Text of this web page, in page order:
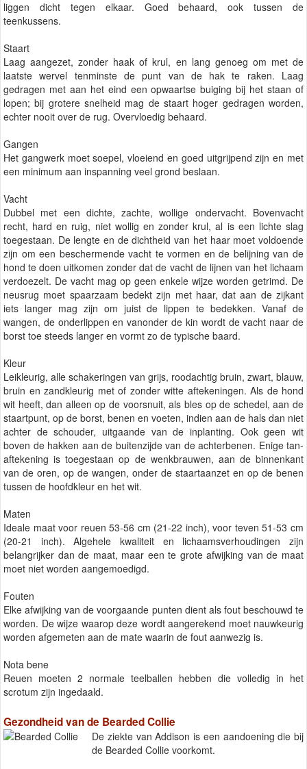
liggen dicht tegen elkaar. Goed behaard, ook tussen de
teenkussens.
Staart
Laag aangezet, zonder haak of krul, en lang genoeg om met de
laatste wervel tenminste de punt van de hak te raken. Laag
gedragen met aan het eind een opwaartse buiging bij het staan of
lopen; bij grotere snelheid mag de staart hoger gedragen worden,
echter nooit over de rug. Overvloedig behaard.
Gangen
Het gangwerk moet soepel, vloeiend en goed uitgrijpend zijn en met
een minimum aan inspanning veel grond beslaan.
Vacht
Dubbel met een dichte, zachte, wollige ondervacht. Bovenvacht
recht, hard en ruig, niet wollig en zonder krul, al is een lichte slag
toegestaan. De lengte en de dichtheid van het haar moet voldoende
zijn om een beschermende vacht te vormen en de belijning van de
hond te doen uitkomen zonder dat de vacht de lijnen van het lichaam
verdoezelt. De vacht mag op geen enkele wijze worden getrimd. De
neusrug moet spaarzaam bedekt zijn met haar, dat aan de zijkant
iets langer mag zijn om juist de lippen te bedekken. Vanaf de
wangen, de onderlippen en vanonder de kin wordt de vacht naar de
borst toe steeds langer en vormt zo de typische baard.
Kleur
Leikleurig, alle schakeringen van grijs, roodachtig bruin, zwart, blauw,
bruin en zandkleurig met of zonder witte aftekeningen. Als de hond
wit heeft, dan alleen op de voorsnuit, als bles op de schedel, aan de
staartpunt, op de borst, benen en voeten, indien aan de hals dan niet
achter de schouder, uitgaande van de inplanting. Ook geen wit
boven de hakken aan de buitenzijde van de achterbenen. Enige tan-
aftekening is toegestaan op de wenkbrauwen, aan de binnenkant
van de oren, op de wangen, onder de staartaanzet en op de benen
tussen de hoofdkleur en het wit.
Maten
Ideale maat voor reuen 53-56 cm (21-22 inch), voor teven 51-53 cm
(20-21 inch). Algehele kwaliteit en lichaamsverhoudingen zijn
belangrijker dan de maat, maar een te grote afwijking van de maat
moet niet worden aangemoedigd.
Fouten
Elke afwijking van de voorgaande punten dient als fout beschouwd te
worden. De wijze waarop deze wordt aangerekend moet nauwkeurig
worden afgemeten aan de mate waarin de fout aanwezig is.
Nota bene
Reuen moeten 2 normale teelballen hebben die volledig in het
scrotum zijn ingedaald.
Gezondheid van de Bearded Collie
De ziekte van Addison is een aandoening die bij
de Bearded Collie voorkomt.